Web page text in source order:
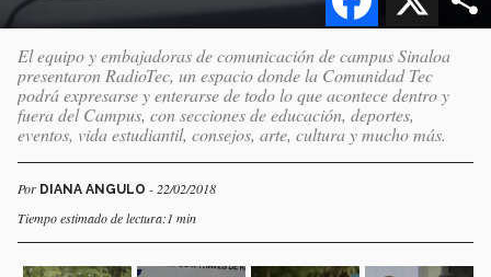
El equipo y embajadoras de comunicación de campus Sinaloa
presentaron RadioTec, un espacio donde la Comunidad Tec
podrá expresarse y enterarse de todo lo que acontece dentro y
fuera del Campus, con secciones de educación, deportes,
eventos, vida estudiantil, consejos, arte, cultura y mucho más.
Por DIANA ANGULO - 22/02/2018
Tiempo estimado de lectura:1 min